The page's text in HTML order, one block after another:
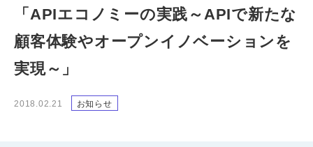
「APIエコノミーの実践～APIで新たな
顧客体験やオープンイノベーションを
実現～」
2018.02.21 お知らせ